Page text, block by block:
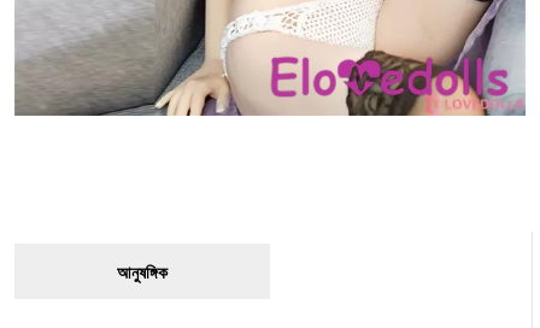
আনুষঙ্গিক